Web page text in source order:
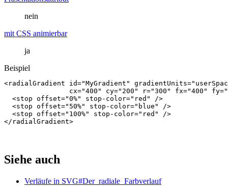
nein
mit CSS animierbar
ja
Beispiel
<radialGradient id="MyGradient" gradientUnits=
cx="400" cy="200" r="300" fx="400" fy=
<stop offset="0%" stop-color="red"
/>
<stop offset="50%" stop-color="blue"
/>
<stop offset="100%" stop-color="red"
/>
</radialGradient>
Siehe auch
Verläufe in SVG#Der_radiale_Farbverlauf